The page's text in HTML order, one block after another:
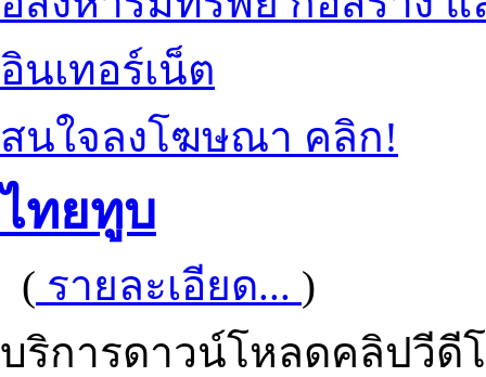
อินเทอร์เน็ต
สนใจลงโฆษณา คลิก!
ไทยทูบ
( รายละเอียด... )
บริการดาวน์โหลดคลิปวีดี